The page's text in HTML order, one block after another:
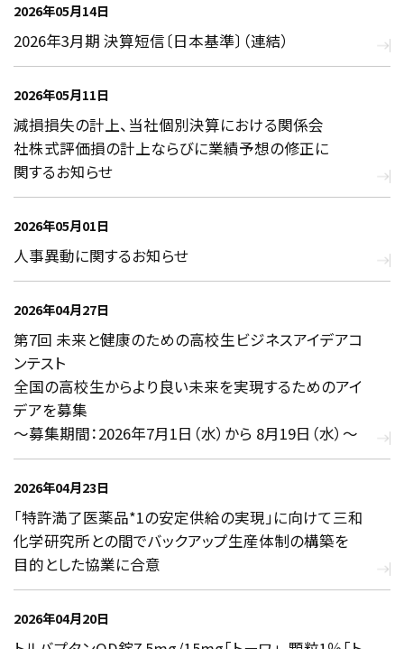
2026年05月14日
2026年3月期 決算短信〔日本基準〕（連結）
2026年05月11日
減損損失の計上、当社個別決算における関係会
社株式評価損の計上ならびに業績予想の修正に
関するお知らせ
2026年05月01日
人事異動に関するお知らせ
2026年04月27日
第7回 未来と健康のための高校生ビジネスアイデアコ
ンテスト
全国の高校生からより良い未来を実現するためのアイ
デアを募集
～募集期間：2026年7月1日（水）から 8月19日（水）～
2026年04月23日
「特許満了医薬品*1の安定供給の実現」に向けて三和
化学研究所との間でバックアップ生産体制の構築を
目的とした協業に合意
2026年04月20日